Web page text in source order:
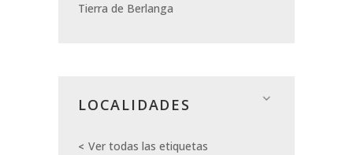
Tierra de Berlanga
LOCALIDADES
Ver todas las etiquetas